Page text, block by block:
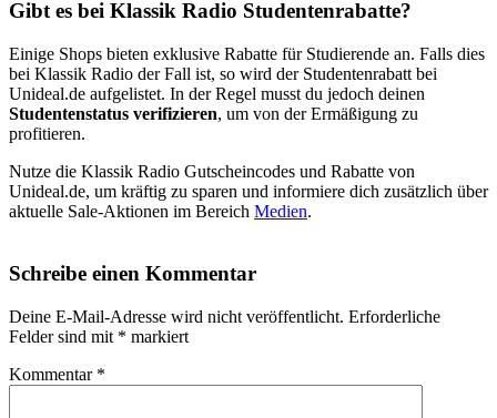
Gibt es bei Klassik Radio Studentenrabatte?
Einige Shops bieten exklusive Rabatte für Studierende an. Falls dies
bei Klassik Radio der Fall ist, so wird der Studentenrabatt bei
Unideal.de aufgelistet. In der Regel musst du jedoch deinen
Studentenstatus verifizieren, um von der Ermäßigung zu
profitieren.
Nutze die Klassik Radio Gutscheincodes und Rabatte von
Unideal.de, um kräftig zu sparen und informiere dich zusätzlich über
aktuelle Sale-Aktionen im Bereich Medien.
Schreibe einen Kommentar
Deine E-Mail-Adresse wird nicht veröffentlicht. Erforderliche
Felder sind mit * markiert
Kommentar *